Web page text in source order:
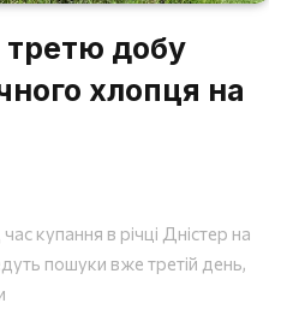
третю добу
хлопця на
купання в річці Дністер на
пошуки вже третій день,